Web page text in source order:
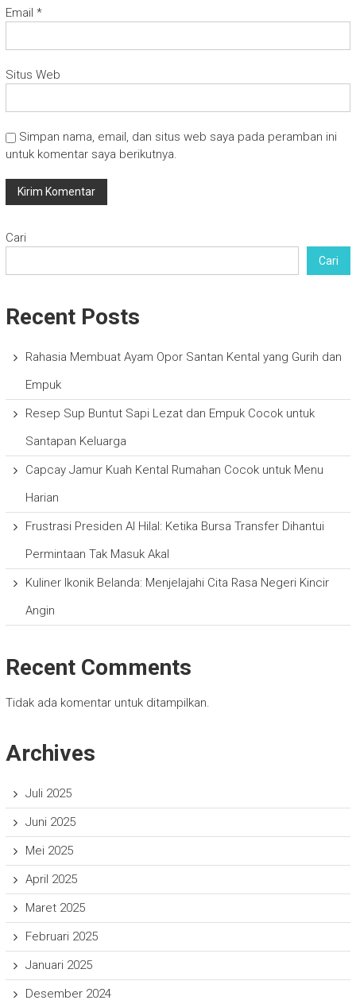
Email *
Situs Web
Simpan nama, email, dan situs web saya pada peramban ini
untuk komentar saya berikutnya.
Cari
Cari
Recent Posts
Rahasia Membuat Ayam Opor Santan Kental yang Gurih dan
Empuk
Resep Sup Buntut Sapi Lezat dan Empuk Cocok untuk
Santapan Keluarga
Capcay Jamur Kuah Kental Rumahan Cocok untuk Menu
Harian
Frustrasi Presiden Al Hilal: Ketika Bursa Transfer Dihantui
Permintaan Tak Masuk Akal
Kuliner Ikonik Belanda: Menjelajahi Cita Rasa Negeri Kincir
Angin
Recent Comments
Tidak ada komentar untuk ditampilkan.
Archives
Juli 2025
Juni 2025
Mei 2025
April 2025
Maret 2025
Februari 2025
Januari 2025
Desember 2024